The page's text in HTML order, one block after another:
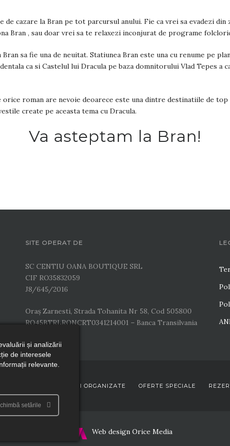
cazare la Bran pe tot parcursul anului. Fie ca vrei sa evadezi
Bran , sau doar vrei sa te relaxezi inconjurat de programe
sa fie una de neuitat. Statiunea Bran este una cu renume pe
ca si Castelul lui Dracula pe baza domnitorului Vlad Tepes a
orice roman are nevoie deoarece este una dintre destinatiile de
create pe aceasta tema cu Dracula.
Va asteptam la Bran!
SITE OPERAT DE
SC CENTIU OANA BOUTIQUE SRL
CIF RO35832059
J8/645/2016
Oraș Zarnesti, Strada Tohanita Nr 58, Cod 505800
RO45BTRLRONCRT0341214001 – Banca Transilvania
OFERTE GRUPURI ORGANIZATE OFERTE SPECIALE
Web design Orice Media
și analizării
de interesele
relevante.
setările